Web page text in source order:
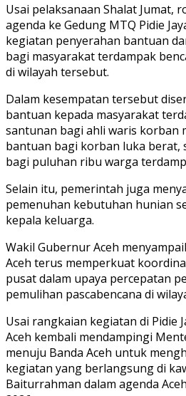
Usai pelaksanaan Shalat Jumat,
agenda ke Gedung MTQ Pidie
kegiatan penyerahan bantuan
bagi masyarakat terdampak
di wilayah tersebut.
Dalam kesempatan tersebut
bantuan kepada masyarakat
santunan bagi ahli waris korban
bantuan bagi korban luka berat,
bagi puluhan ribu warga
Selain itu, pemerintah juga
pemenuhan kebutuhan hunian
kepala keluarga.
Wakil Gubernur Aceh
Aceh terus memperkuat
pusat dalam upaya percepatan
pemulihan pascabencana di
Usai rangkaian kegiatan di Pidie
Aceh kembali mendampingi
menuju Banda Aceh untuk
kegiatan yang berlangsung di
Baiturrahman dalam agenda